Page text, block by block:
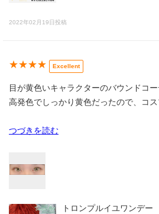
2022年02月19日投稿
★★★★ Excellent
目が黄色いキャラクターのバウンドコ
高発色でしっかり黄色だったので、コ
つづきを読む
トロンプルイユワンデー